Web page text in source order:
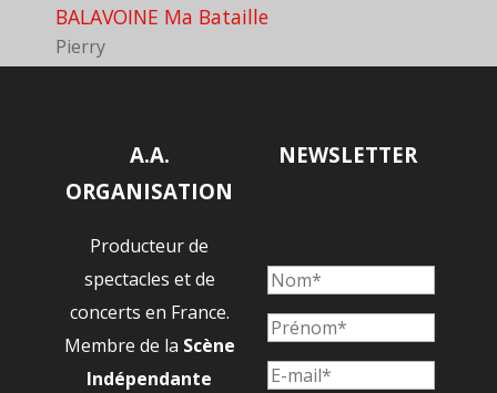
BALAVOINE Ma Bataille
Pierry
A.A.
ORGANISATION
Producteur de
spectacles et de
concerts en France.
Membre de la Scène
Indépendante
NEWSLETTER